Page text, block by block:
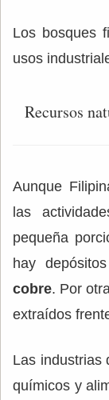
Los bosques
usos
Recursos
Aunque
las
pequeña
hay
cobre. Por
extraídos
Las industrias
químicos y